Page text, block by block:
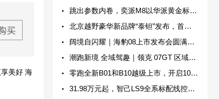
美好 海
跳出参数内卷，奕派M8以华派黄金标准，限时权益价16.58万起！
北京越野豪华新品牌“泰钽”发布，首款车型泰钽700预售价29.98万元起
阔境自闪耀｜海豹08上市发布会圆满收官
潮跑新境 全域驾趣｜领克 07GT 区域媒体试驾会圆满落幕
零跑全新B01和B10越级上市，开启10万级800V时代
31.98万元起，智己LS9全系标配线控转向，智己LS9 Hyper震撼上市